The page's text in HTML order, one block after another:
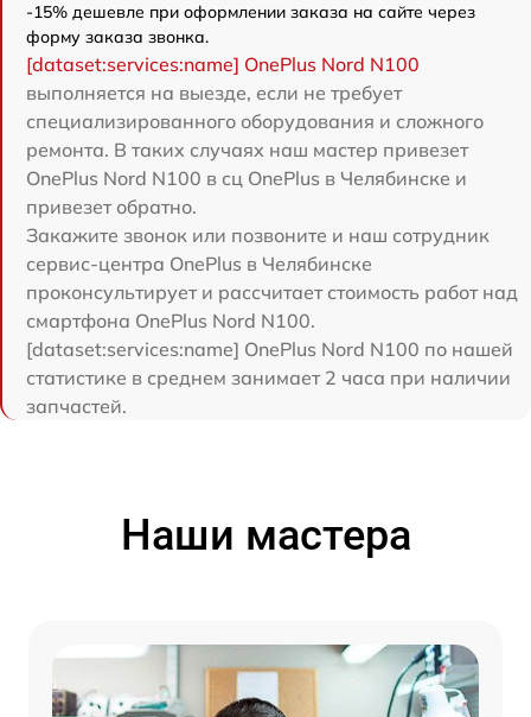
-15% дешевле при оформлении заказа на сайте через
форму заказа звонка.
[dataset:services:name] OnePlus Nord N100
выполняется на выезде, если не требует
специализированного оборудования и сложного
ремонта. В таких случаях наш мастер привезет
OnePlus Nord N100 в сц OnePlus в Челябинске и
привезет обратно.
Закажите звонок или позвоните и наш сотрудник
сервис-центра OnePlus в Челябинске
проконсультирует и рассчитает стоимость работ над
смартфона OnePlus Nord N100.
[dataset:services:name] OnePlus Nord N100 по нашей
статистике в среднем занимает 2 часа при наличии
запчастей.
Наши мастера